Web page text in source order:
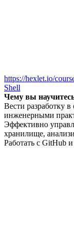
https://hexlet.io/
Shell
Чему вы
Вести разработку
инженерными
Эффективно
хранилище,
Работать с GitHub